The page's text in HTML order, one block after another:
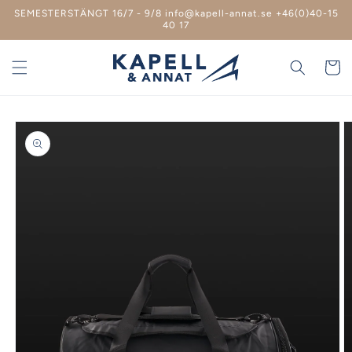
vidare
innehåll
SEMESTERSTÄNGT 16/7 - 9/8 info@kapell-annat.se +46(0)40-15
40 17
vidare till